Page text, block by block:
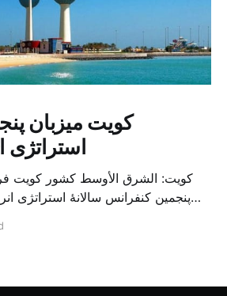
کویت میزبان
کویت: الشرق الأوسط کشور کویت
پنجمین کنفرانس سالانهٔ استراتژی
متخصص از شرکت‌های جهانی نفت و